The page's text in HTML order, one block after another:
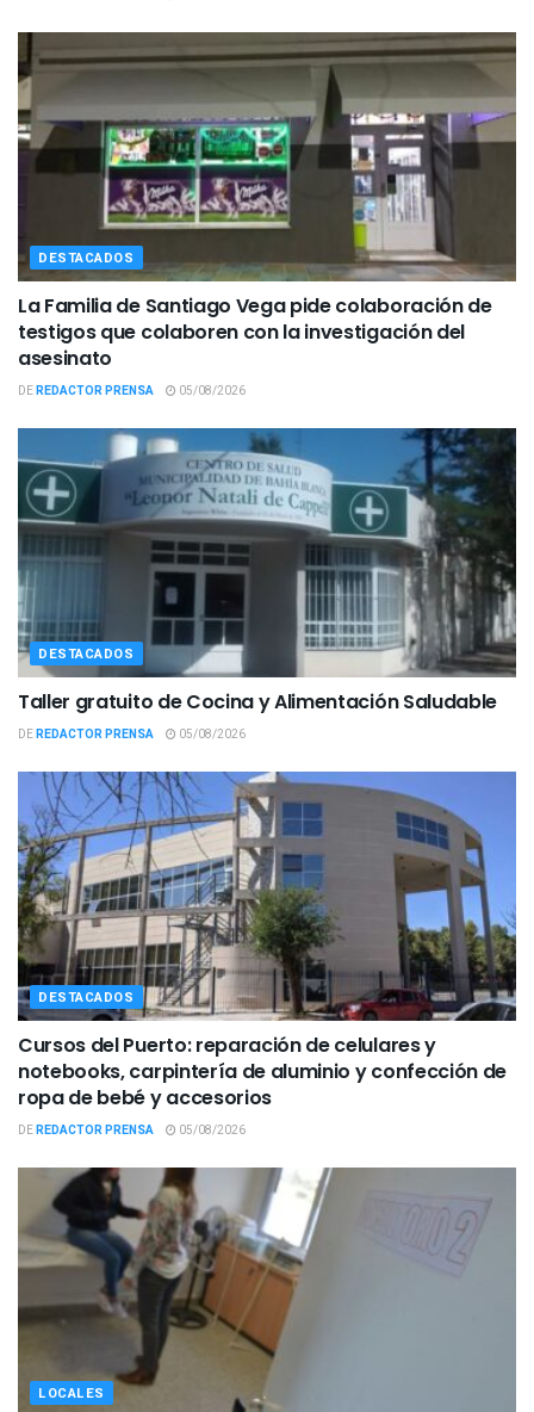
DESTACADOS
La Familia de Santiago Vega pide colaboración de
testigos que colaboren con la investigación del
asesinato
DEREDACTOR PRENSA 05/08/2026
DESTACADOS
Taller gratuito de Cocina y Alimentación Saludable
DEREDACTOR PRENSA 05/08/2026
DESTACADOS
Cursos del Puerto: reparación de celulares y
notebooks, carpintería de aluminio y confección de
ropa de bebé y accesorios
DEREDACTOR PRENSA 05/08/2026
LOCALES